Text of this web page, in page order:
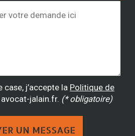
j’accepte la Politique de
jalain.fr. (* obligatoire)